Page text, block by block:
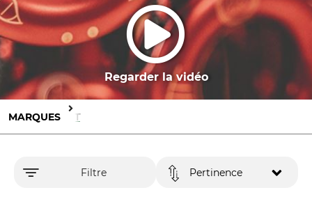
Regarder la vidéo
MARQUES ART
Filtre Pertinence